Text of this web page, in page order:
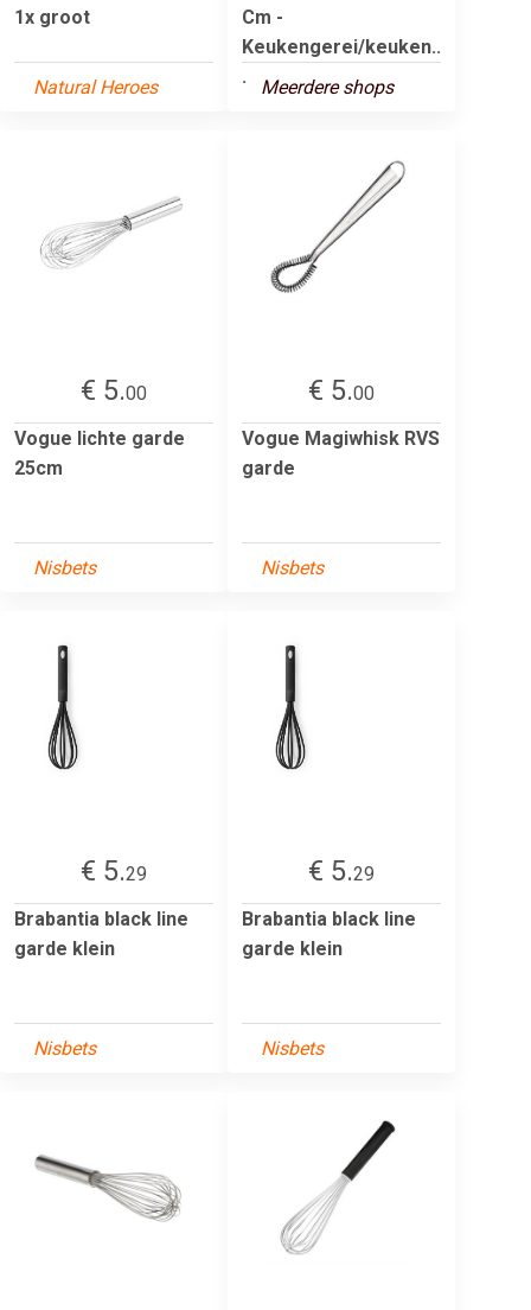
1x groot
Natural Heroes
Cm -
Keukengerei/keuken..
.
Meerdere shops
€ 5.00
Vogue lichte garde
25cm
Nisbets
€ 5.00
Vogue Magiwhisk RVS
garde
Nisbets
€ 5.29
Brabantia black line
garde klein
Nisbets
€ 5.29
Brabantia black line
garde klein
Nisbets